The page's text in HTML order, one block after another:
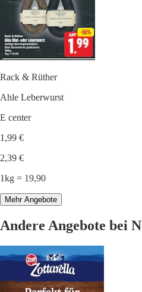
Rack & Rüther
Ahle Leberwurst
E center
1,99 €
2,39 €
1kg = 19,90
Mehr Angebote
Andere Angebote bei